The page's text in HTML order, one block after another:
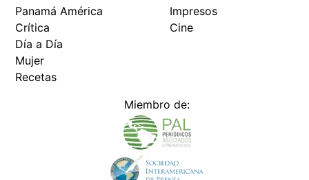
Panamá América
Crítica
Día a Día
Mujer
Recetas
Impresos
Cine
Miembro de: